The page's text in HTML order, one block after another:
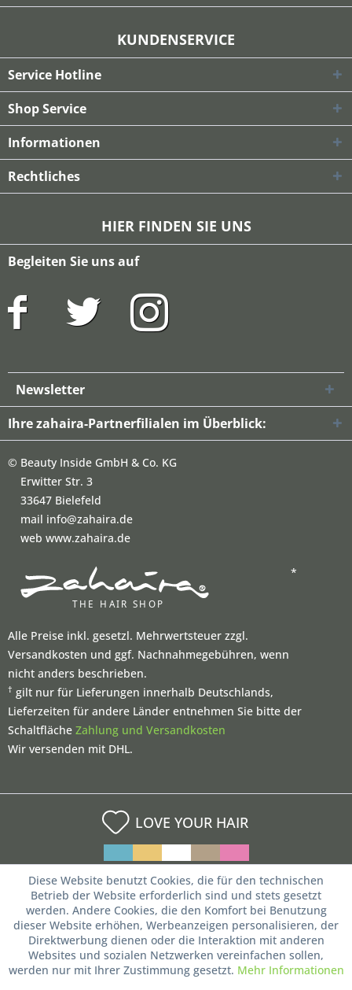
KUNDENSERVICE
Service Hotline
Shop Service
Informationen
Rechtliches
HIER FINDEN SIE UNS
Begleiten Sie uns auf
Newsletter
Ihre zahaira-Partnerfilialen im Überblick:
© Beauty Inside GmbH & Co. KG
Erwitter Str. 3
33647 Bielefeld
mail info@zahaira.de
web www.zahaira.de
*
Alle Preise inkl. gesetzl. Mehrwertsteuer zzgl.
Versandkosten und ggf. Nachnahmegebühren, wenn
nicht anders beschrieben.
† gilt nur für Lieferungen innerhalb Deutschlands,
Lieferzeiten für andere Länder entnehmen Sie bitte der
Schaltfläche Zahlung und Versandkosten
Wir versenden mit DHL.
LOVE YOUR HAIR
Diese Website benutzt Cookies, die für den technischen
Betrieb der Website erforderlich sind und stets gesetzt
werden. Andere Cookies, die den Komfort bei Benutzung
dieser Website erhöhen, Werbeanzeigen personalisieren, der
Direktwerbung dienen oder die Interaktion mit anderen
Websites und sozialen Netzwerken vereinfachen sollen,
werden nur mit Ihrer Zustimmung gesetzt. Mehr Informationen